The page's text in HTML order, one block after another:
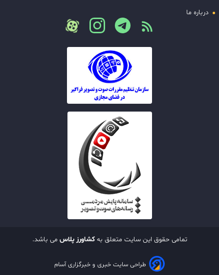
درباره ما
تمامی حقوق این سایت متعلق بهکشاورز پلاس می باشد.
طراحی سایت خبری و خبرگزاری آسام